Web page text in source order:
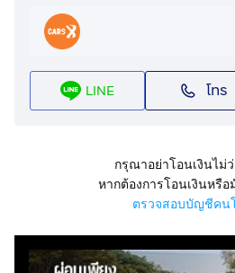
- ส่งรถฟรีทั่วประเทศ
- การันตียอดขายมากกว่า 15,000 คั
- ฟรี ! สปารถก่อนส่งมอบ
- ฟรี ! ตรวจเช็กของเหลว / ยาง / แ
*ราคาดังกล่าวยังไม่รวมค่า vat 7%
#CARSX #CARSXพระประแดง#
#ฟรีดาวน์ #รถ #รถยนต์ #รถยนต์มื
LINE โทร
กรุณาอย่าโอนเงินไม่
หากต้องการโอนเงินหรื
ตรวจสอบบัญชีคน